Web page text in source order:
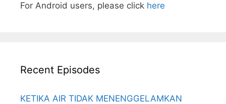
For Android users, please click here
Recent Episodes
KETIKA AIR TIDAK MENENGGELAMKAN